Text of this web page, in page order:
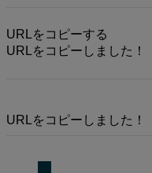
URLをコピーする
URLをコピーしました！
URLをコピーしました！